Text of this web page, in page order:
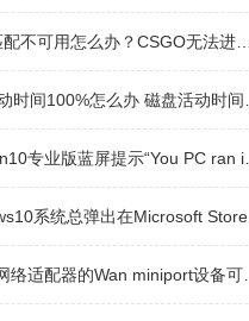
可用怎么办？CSGO无法进行匹配的解决方法
间100%怎么办 磁盘活动时间100%解决方法
业版蓝屏提示“You PC ran into a problem..."的技巧
系统总弹出在Microsoft Store查应用的解决方法
适配器的Wan miniport设备可以删除吗？